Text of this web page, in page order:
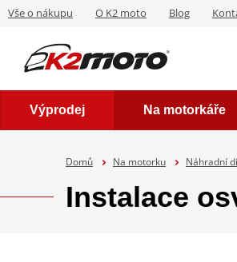
Vše o nákupu O K2 moto Blog
Výprodej Na motorkáře
Domů Na motorku Náhradní
Instalace